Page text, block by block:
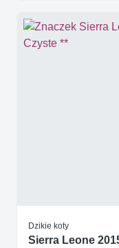
Dzikie koty
Sierra Leone